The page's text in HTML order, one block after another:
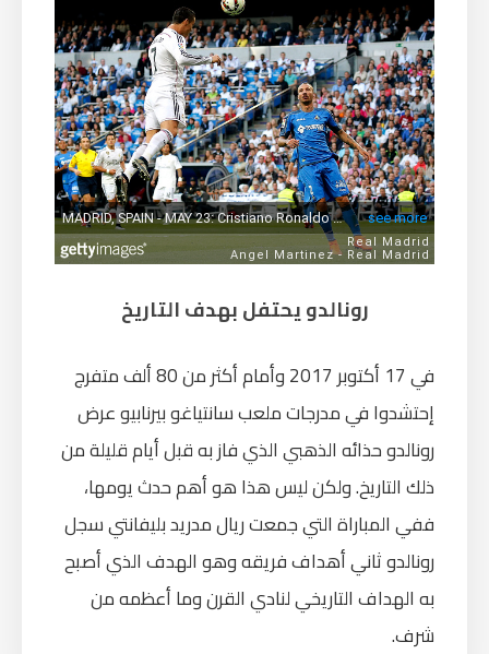
رونالدو يحتفل بهدف التاريخ
في 17 أكتوبر 2017 وأمام أكثر من 80 ألف متفرج
إحتشدوا في مدرجات ملعب سانتياغو بيرنابيو عرض
رونالدو حذائه الذهبي الذي فاز به قبل أيام قليلة من
ذلك التاريخ. ولكن ليس هذا هو أهم حدث يومها،
ففي المباراة التي جمعت ريال مدريد بليفانتي سجل
رونالدو ثاني أهداف فريقه وهو الهدف الذي أصبح
به الهداف التاريخي لنادي القرن وما أعظمه من
شرف.